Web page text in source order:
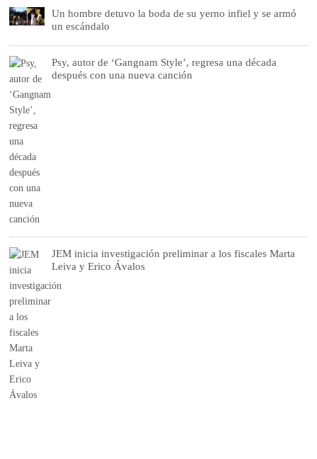
Un hombre detuvo la boda de su yerno infiel y se armó
un escándalo
Psy, autor de ‘Gangnam Style’, regresa una década
después con una nueva canción
JEM inicia investigación preliminar a los fiscales Marta
Leiva y Erico Ávalos